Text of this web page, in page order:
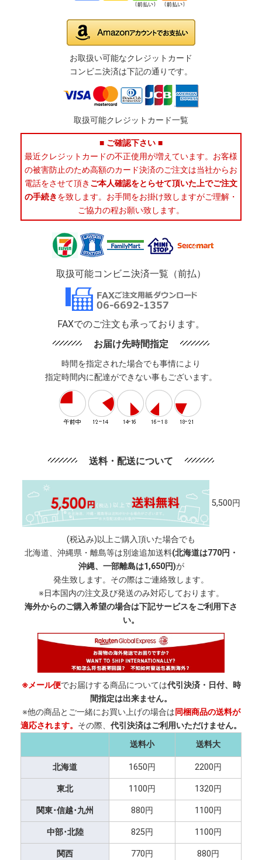
お取扱い可能なクレジットカード
コンビニ決済は下記の通りです。
取扱可能クレジットカード一覧
■ ご確認下さい ■
最近クレジットカードの不正使用が増えています。お客様
の被害防止のため高額のカード決済のご注文は当社からお
電話をさせて頂き ご本人確認をとらせて頂いた上でご注文
の手続きを致します。お手間をお掛け致しますがご理解・
ご協力の程お願い致します。
取扱可能コンビニ決済一覧（前払）
FAXでのご注文も承っております。
お届け先時間指定
時間を指定された場合でも事情により
指定時間内に配達ができない事もございます。
送料・配送について
5,500円
(税込み)以上ご購入頂いた場合でも
北海道、沖縄県・離島等は別途追加送料(北海道は770円・
沖縄、一部離島は1,650円)が
発生致します。その際はご連絡致します。
※日本国内の注文及び発送のみ対応しております。
海外からのご購入希望の場合は下記サービスをご利用下さ
い。
※メール便でお届けする商品については代引決済・日付、時
間指定は出来ません。
※他の商品とご一緒にお買い上げの場合は同梱商品の送料が
適応されます。 その際、 代引決済はご利用いただけません。
送料小
送料大
北海道 1650円 2200円
東北 1100円 1320円
関東･信越･九州 880円 1100円
中部･北陸 825円 1100円
関西 770円 880円